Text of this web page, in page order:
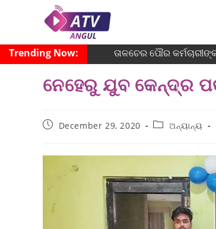
Trending Now: ତାଳଚେର ପୌର
ନେହେରୁ ଯୁବ କେନ୍ଦ୍ର
December 29, 2020 ଅନ୍ୟାନ୍ୟ